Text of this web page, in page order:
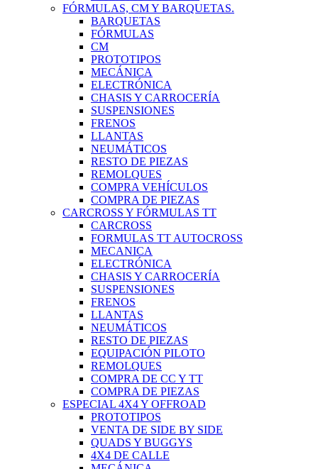
FÓRMULAS, CM Y BARQUETAS.
BARQUETAS
FÓRMULAS
CM
PROTOTIPOS
MECÁNICA
ELECTRÓNICA
CHASIS Y CARROCERÍA
SUSPENSIONES
FRENOS
LLANTAS
NEUMÁTICOS
RESTO DE PIEZAS
REMOLQUES
COMPRA VEHÍCULOS
COMPRA DE PIEZAS
CARCROSS Y FÓRMULAS TT
CARCROSS
FORMULAS TT AUTOCROSS
MECANICA
ELECTRÓNICA
CHASIS Y CARROCERÍA
SUSPENSIONES
FRENOS
LLANTAS
NEUMÁTICOS
RESTO DE PIEZAS
EQUIPACIÓN PILOTO
REMOLQUES
COMPRA DE CC Y TT
COMPRA DE PIEZAS
ESPECIAL 4X4 Y OFFROAD
PROTOTIPOS
VENTA DE SIDE BY SIDE
QUADS Y BUGGYS
4X4 DE CALLE